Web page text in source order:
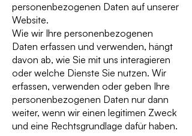
personenbezogenen Daten auf unserer
Website.
Wie wir Ihre personenbezogenen
Daten erfassen und verwenden, hängt
davon ab, wie Sie mit uns interagieren
oder welche Dienste Sie nutzen. Wir
erfassen, verwenden oder geben Ihre
personenbezogenen Daten nur dann
weiter, wenn wir einen legitimen Zweck
und eine Rechtsgrundlage dafür haben.